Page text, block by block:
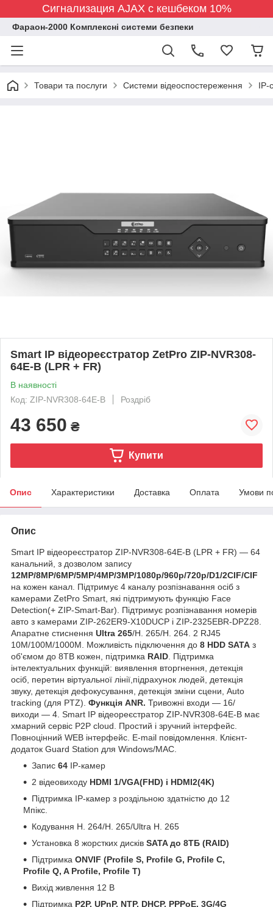
Сигнализация AJAX с кешбеком 10%
Фараон-2000 Комплексні системи безпеки
Товари та послуги Системи відеоспостереження IP-
Smart IP відеореєстратор ZetPro ZIP-NVR308-
64E-B (LPR + FR)
В наявності
Код: ZIP-NVR308-64E-B
Роздріб
43 650 ₴
Купити
Опис Характеристики Доставка Оплата Умови
Опис
Smart IP відеореєстратор ZIP-NVR308-64E-B (LPR + FR) — 64
канальний, з дозволом запису
12MP/8MP/6MP/5MP/4MP/3MP/1080p/960p/720p/D1/2CIF/CIF
на кожен канал. Підтримує 4 каналу розпізнавання осіб з
камерами ZetPro Smart, які підтримують функцію Face
Detection(+ ZIP-Smart-Bar). Підтримує розпізнавання номерів
авто з камерами ZIP-262ER9-X10DUCP і ZIP-2325EBR-DPZ28.
Апаратне стиснення Ultra 265/H. 265/H. 264. 2 RJ45
10M/100M/1000M. Можливість підключення до 8 HDD SATA з
об'ємом до 8TB кожен, підтримка RAID . Підтримка
інтелектуальних функцій: виявлення вторгнення, детекція
осіб, перетин віртуальної лінії,підрахунок людей, детекція
звуку, детекція дефокусування, детекція зміни сцени, Auto
tracking (для PTZ). Функція ANR. Тривожні входи — 16/
виходи — 4. Smart IP відеореєстратор ZIP-NVR308-64E-B має
хмарний сервіс P2P cloud. Простий і зручний інтерфейс.
Повноцінний WEB інтерфейс. E-mail повідомлення. Клієнт-
додаток Guard Station для Windows/MAC.
Запис 64 IP-камер
2 відеовиходу HDMI 1/VGA(FHD) і HDMI2(4K)
Підтримка IP-камер з роздільною здатністю до 12
Мпікс.
Кодування H. 264/H. 265/Ultra H. 265
Установка 8 жорстких дисків SATA до 8ТБ (RAID)
Підтримка ONVIF (Profile S, Profile G, Profile C,
Profile Q, A Profile, Profile T)
Вихід живлення 12 В
Підтримка P2P, UPnP, NTP, DHCP, PPPoE, 3G/4G